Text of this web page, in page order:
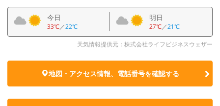
今日
33℃／22℃
明日
27℃／21℃
天気情報提供元：株式会社ライフビジネスウェザー
地図・アクセス情報、電話番号を確認する